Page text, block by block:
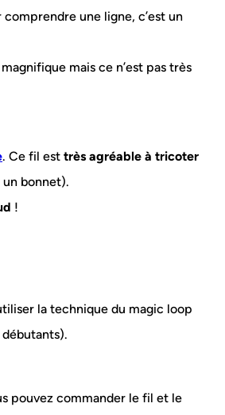
une ligne, c’est un
mais ce n’est pas très
. Ce fil est très agréable à tricoter
un bonnet).
!
la technique du magic loop
pouvez commander le fil et le